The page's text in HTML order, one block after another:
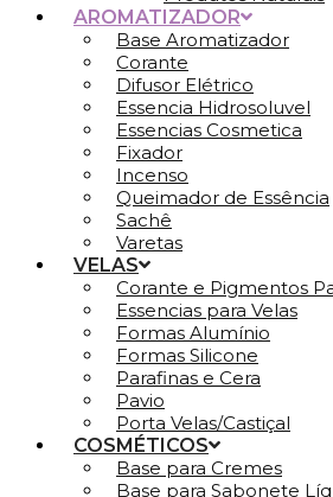
AROMATIZADOR
Base Aromatizador
Corante
Difusor Elétrico
Essencia Hidrosoluvel
Essencias Cosmetica
Fixador
Incenso
Queimador de Essência
Sachê
Varetas
VELAS
Corante e Pigmentos
Essencias para Velas
Formas Alumínio
Formas Silicone
Parafinas e Cera
Pavio
Porta Velas/Castiçal
COSMÉTICOS
Base para Cremes
Base para Sabonete